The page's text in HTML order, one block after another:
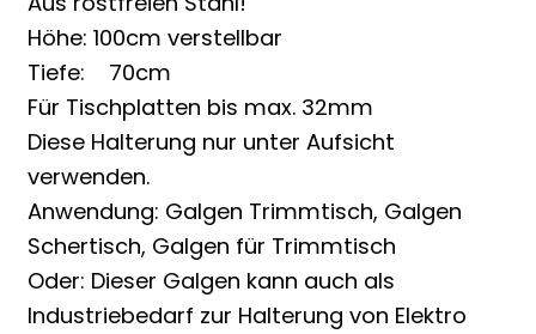
Höhe: 100cm verstellbar
Tiefe: 70cm
Für Tischplatten bis max. 32mm
Diese Halterung nur unter Aufsicht
verwenden.
Anwendung: Galgen Trimmtisch, Galgen
Schertisch, Galgen für Trimmtisch
Oder: Dieser Galgen kann auch als
Industriebedarf zur Halterung von Elektro